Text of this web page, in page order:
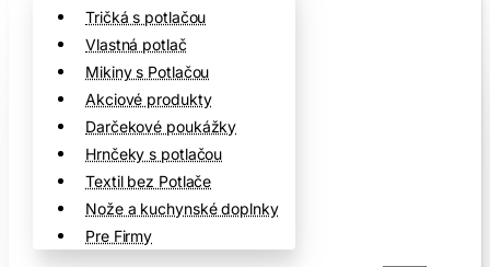
Tričká s potlačou
Vlastná potlač
Mikiny s Potlačou
Akciové produkty
Darčekové poukážky
Hrnčeky s potlačou
Textil bez Potlače
Nože a kuchynské doplnky
Pre Firmy